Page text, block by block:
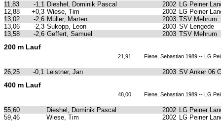
11,83 -1,1 Dieshel, Dominik Pascal 2002 LG Peiner
12,88
+0,3 Wiese, Tim 2002 LG Peiner
13,02
-2,6 Müller, Marten 2003 TSV Mehrum
13,06
-2,3 Sukopp, Leon 2003 SV Lengede
13,58
-2,6 Geffert, Samuel 2003 TSV Mehrum
200 m Lauf
21,91 Fiene, Sebastian 1989 -- LG
26,25 -0,1 Leistner, Jan 2003 SV Anker 06
400 m Lauf
48,00 Fiene, Sebastian 1989 -- LG
55,60 Dieshel, Dominik Pascal 2002 LG Peiner
59,46
Wiese, Tim 2002 LG Peiner